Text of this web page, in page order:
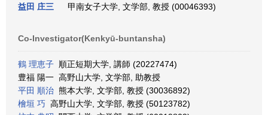
益田 庄三 甲南女子大学, 文学部, 教授 (00046393)
Co-Investigator(Kenkyū-buntansha)
鶴 理恵子 順正短期大学, 講師 (20227474)
豊福 陽一 高野山大学, 文学部, 助教授
平田 順治 熊本大学, 文学部, 教授 (30036892)
檜垣 巧 高野山大学, 文学部, 教授 (50123782)